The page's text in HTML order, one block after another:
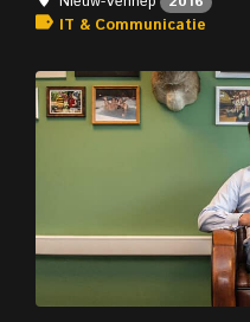
IT & Communicatie